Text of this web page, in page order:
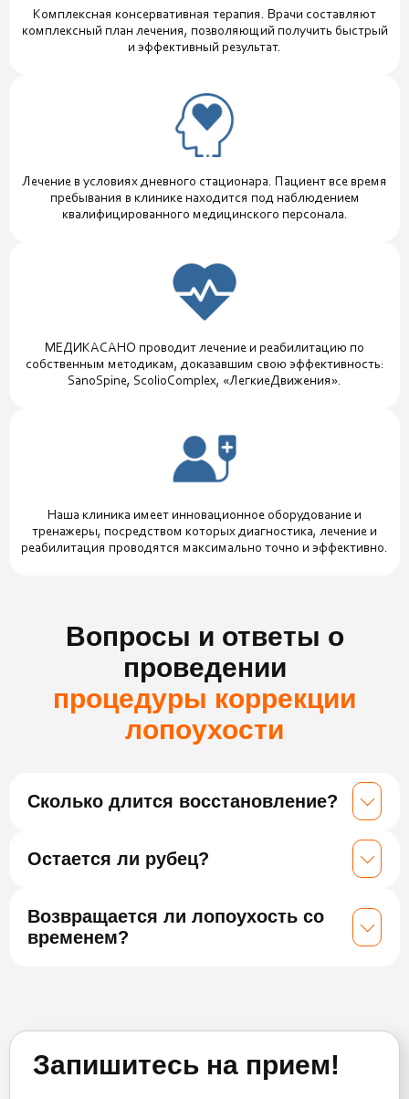
Комплексная консервативная терапия. Врачи составляют
комплексный план лечения, позволяющий получить быстрый
и эффективный результат.
Лечение в условиях дневного стационара. Пациент все время
пребывания в клинике находится под наблюдением
квалифицированного медицинского персонала.
МЕДИКАСАНО проводит лечение и реабилитацию по
собственным методикам, доказавшим свою эффективность:
SanoSpine, ScolioComplex, «ЛегкиеДвижения».
Наша клиника имеет инновационное оборудование и
тренажеры, посредством которых диагностика, лечение и
реабилитация проводятся максимально точно и эффективно.
Вопросы и ответы о
проведении
процедуры коррекции
лопоухости
Сколько длится восстановление?
Остается ли рубец?
Возвращается ли лопоухость со
временем?
Запишитесь на прием!